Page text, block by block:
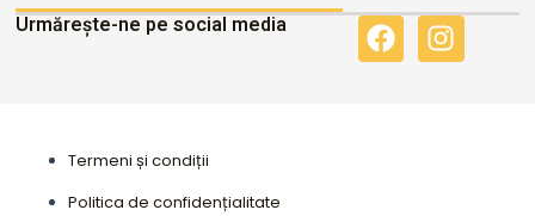
Urmărește-ne pe social media
F
a
I
n
Termeni și condiții
Politica de confidențialitate